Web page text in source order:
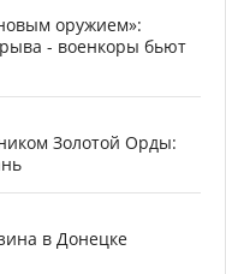
оружием»:
- военкоры бьют
Золотой Орды:
в Донецке